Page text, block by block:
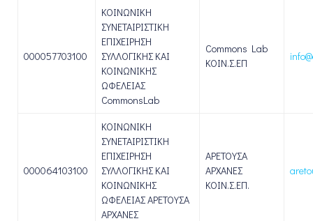
000057703100
ΚΟΙΝΩΝΙΚΗ
ΣΥΝΕΤΑΙΡΙΣΤΙΚΗ
ΕΠΙΧΕΙΡΗΣΗ
ΣΥΛΛΟΓΙΚΗΣ ΚΑΙ
ΚΟΙΝΩΝΙΚΗΣ
ΩΦΕΛΕΙΑΣ
CommonsLab
Commons Lab
ΚΟΙΝ.Σ.ΕΠ
000064103100
ΚΟΙΝΩΝΙΚΗ
ΣΥΝΕΤΑΙΡΙΣΤΙΚΗ
ΕΠΙΧΕΙΡΗΣΗ
ΣΥΛΛΟΓΙΚΗΣ ΚΑΙ
ΚΟΙΝΩΝΙΚΗΣ
ΩΦΕΛΕΙΑΣ ΑΡΕΤΟΥΣΑ
ΑΡΧΑΝΕΣ
ΑΡΕΤΟΥΣΑ
ΑΡΧΑΝΕΣ
ΚΟΙΝ.Σ.ΕΠ.